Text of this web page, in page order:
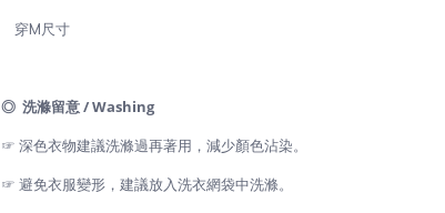
穿M尺寸
◎ 洗滌留意 / Washing
☞ 深色衣物建議洗滌過再著用，減少顏色沾染。
☞ 避免衣服變形，建議放入洗衣網袋中洗滌。